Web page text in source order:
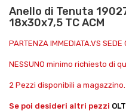
Anello di Tenuta
18x30x7,5 TC ACM
PARTENZA IMMEDIATA.VS SEDE
NESSUNO minimo richiesto di
2 Pezzi disponibili a magazzino.
Se poi desideri altri pezzi